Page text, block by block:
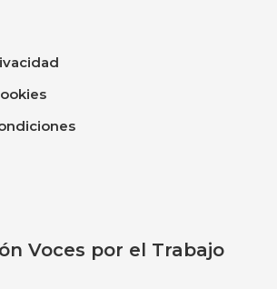
Voces por el Trabajo